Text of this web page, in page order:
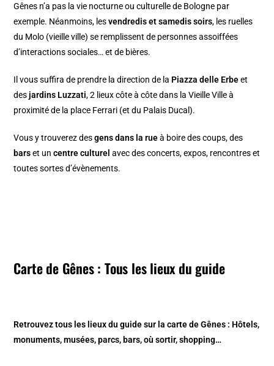
Gênes n’a pas la vie nocturne ou culturelle de Bologne par
exemple. Néanmoins, lesvendredis et samedis soirs, les ruelles
du Molo (vieille ville) se remplissent de personnes assoiffées
d’interactions sociales… et de bières.
Il vous suffira de prendre la direction de la Piazza delle Erbeet
desjardins Luzzati, 2 lieux côte à côte dans la Vieille Ville à
proximité de la place Ferrari (et du Palais Ducal).
Vous y trouverez desgens dans la rueà boire des coups, des
barset uncentre culturel avec des concerts, expos, rencontres et
toutes sortes d’évènements.
Carte de Gênes : Tous les lieux du guide
Retrouvez tous les lieux du guide sur lacarte de Gênes : Hôtels,
monuments, musées, parcs, bars, où sortir, shopping…